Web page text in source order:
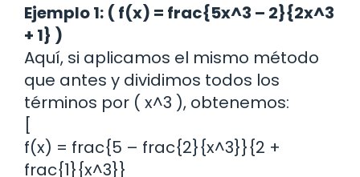
Ejemplo 1: ( f(x) = frac{5x^3 – 2}{2x^3
+ 1} )
Aquí, si aplicamos el mismo método
que antes y dividimos todos los
términos por ( x^3 ), obtenemos:
[
f(x) = frac{5 – frac{2}{x^3}}{2 +
frac{1}{x^3}}